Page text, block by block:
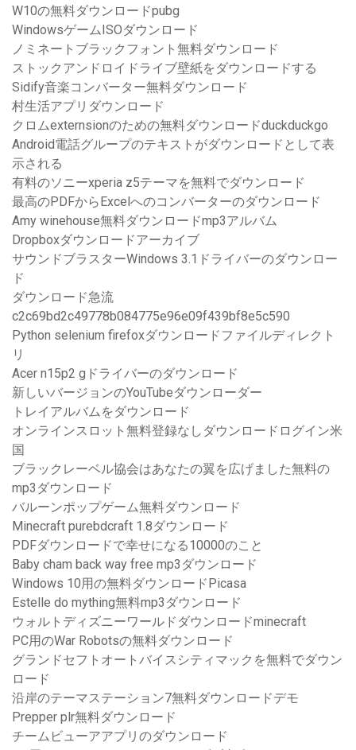
W10の無料ダウンロードpubg
WindowsゲームISOダウンロード
ノミネートブラックフォント無料ダウンロード
ストックアンドロイドライブ壁紙をダウンロードする
Sidify音楽コンバーター無料ダウンロード
村生活アプリダウンロード
クロムexternsionのための無料ダウンロードduckduckgo
Android電話グループのテキストがダウンロードとして表
示される
有料のソニーxperia z5テーマを無料でダウンロード
最高のPDFからExcelへのコンバーターのダウンロード
Amy winehouse無料ダウンロードmp3アルバム
Dropboxダウンロードアーカイブ
サウンドブラスターWindows 3.1ドライバーのダウンロー
ド
ダウンロード急流
c2c69bd2c49778b084775e96e09f439bf8e5c590
Python selenium firefoxダウンロードファイルディレクト
リ
Acer n15p2 gドライバーのダウンロード
新しいバージョンのYouTubeダウンローダー
トレイアルバムをダウンロード
オンラインスロット無料登録なしダウンロードログイン米
国
ブラックレーベル協会はあなたの翼を広げました無料の
mp3ダウンロード
バルーンポップゲーム無料ダウンロード
Minecraft purebdcraft 1.8ダウンロード
PDFダウンロードで幸せになる10000のこと
Baby cham back way free mp3ダウンロード
Windows 10用の無料ダウンロードPicasa
Estelle do mything無料mp3ダウンロード
ウォルトディズニーワールドダウンロードminecraft
PC用のWar Robotsの無料ダウンロード
グランドセフトオートバイスシティマックを無料でダウン
ロード
沿岸のテーマステーション7無料ダウンロードデモ
Prepper plr無料ダウンロード
チームビューアアプリのダウンロード